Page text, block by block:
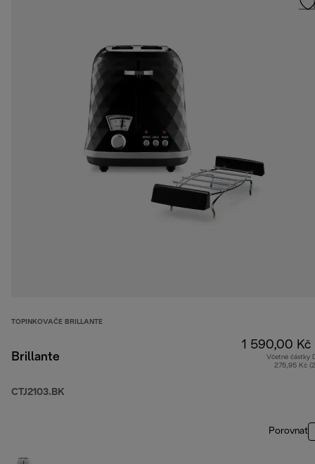
TOPINKOVAČE BRILLANTE
Brillante
CTJ2103.BK
1 590,00 Kč
Včetně částky
275,95 Kč
Porovnat